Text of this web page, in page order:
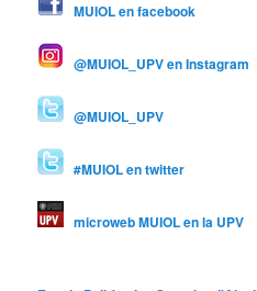
MUIOL en facebook
@MUIOL_UPV en Instagram
@MUIOL_UPV
#MUIOL en twitter
microweb MUIOL en la UPV